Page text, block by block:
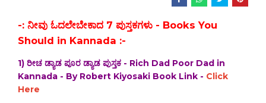
-: ನೀವು ಓದಲೇಬೇಕಾದ 7 ಪುಸ್ತಕಗಳು - Books You
Should in Kannada :-
1) ರೀಚ ಡ್ಯಾಡ ಪೂರ ಡ್ಯಾಡ ಪುಸ್ತಕ - Rich Dad Poor Dad in
Kannada - By Robert Kiyosaki Book Link - Click
Here